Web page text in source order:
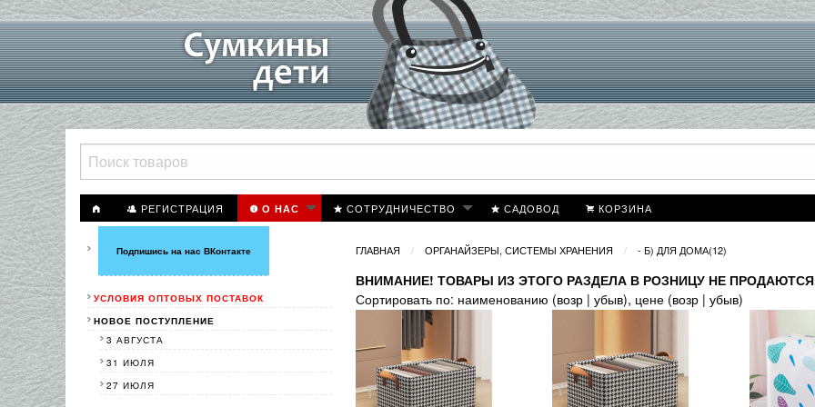
РЕГИСТРАЦИЯ О НАС СОТРУДНИЧЕСТВО САДОВОД КОРЗИНА
ГЛАВНАЯ ОРГАНАЙЗЕРЫ, СИСТЕМЫ ХРАНЕНИЯ - Б) ДЛЯ ДОМА(12)
ВНИМАНИЕ! ТОВАРЫ ИЗ ЭТОГО РАЗДЕЛА В РОЗНИЦУ НЕ
Сортировать по: наименованию (возр| убыв), цене (возр| убыв)
Подпишись на нас ВКонтакте
УСЛОВИЯ ОПТОВЫХ ПОСТАВОК
НОВОЕ ПОСТУПЛЕНИЕ
3 АВГУСТА
31 ИЮЛЯ
27 ИЮЛЯ